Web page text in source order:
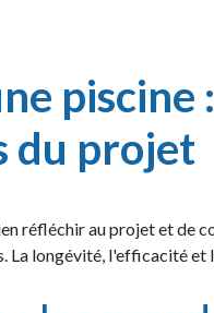
piscine
du projet
réfléchir au projet et de
La longévité, l'efficacité et